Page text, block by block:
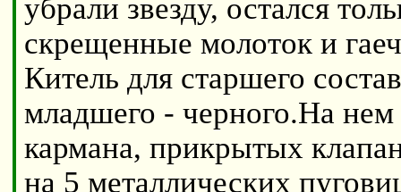
убрали звезду, остался
скрещенные молоток и
Китель для старшего
младшего - черного.На
кармана, прикрытых
на 5 металлических